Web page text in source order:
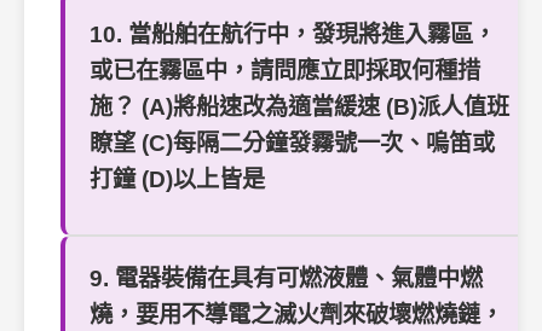
10. 當船舶在航行中，發現將進入霧區，
或已在霧區中，請問應立即採取何種措
施？ (A)將船速改為適當緩速 (B)派人值班
瞭望 (C)每隔二分鐘發霧號一次、嗚笛或
打鐘 (D)以上皆是
9. 電器裝備在具有可燃液體、氣體中燃
燒，要用不導電之滅火劑來破壞燃燒鏈，